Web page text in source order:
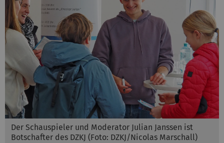
Der Schauspieler und Moderator Julian Janssen ist
Botschafter des DZKJ (Foto: DZKJ/Nicolas Marschall)